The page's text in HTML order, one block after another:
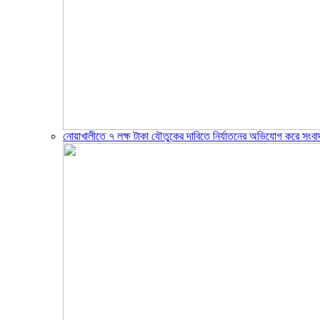
নোয়াখালীতে ৭ লক্ষ টাকা যৌতুকের দাবিতে নির্যাতনের অভিযোগ করে